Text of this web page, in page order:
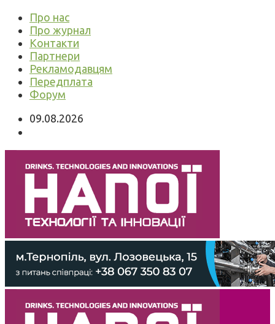
Про нас
Про журнал
Контакти
Партнери
Рекламодавцям
Передплата
Форум
09.08.2026